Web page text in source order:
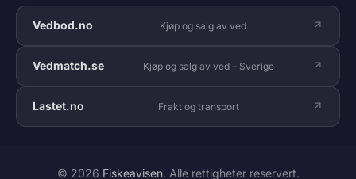
Vedbod.no Kjøp og salg av ved
Vedmatch.se Kjøp og salg av ved – Sverige
Lastet.no Frakt og transport
© 2026 Fiskeavisen. Alle rettigheter reservert.